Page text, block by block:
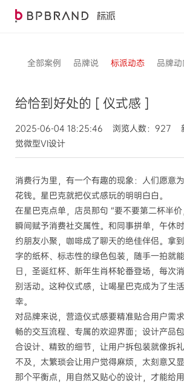
全部案例 品牌说 标派动态 品牌动
给恰到好处的 [ 仪式感 ]
2025-06-04 18:25:46 浏览人数：927
觉微型VI设计
消费行为里，有一个有趣的现象：人们愿意
花钱。星巴克就把仪式感玩的明明白白。
在星巴克点单，店员那句 “要不要第二杯半价
瞬间赋予消费社交属性。和同事拼单，午休
约朋友小聚，咖啡成了聊天的绝佳伴侣。拿
字的纸杯、标志性的绿色包装，随手一拍就
日，圣诞红杯、新年生肖杯轮番登场，每次
别活动。这种仪式感，让喝星巴克成为了生
幸。
对品牌来说，营造仪式感要精准贴合用户需
畅的交互流程、专属的欢迎界面；设计产品
合设计、精致的细节，让用户拆包装就像拆
不及，太繁琐会让用户觉得麻烦，太刻意又
那个平衡点，用自然又贴心的设计，才能给